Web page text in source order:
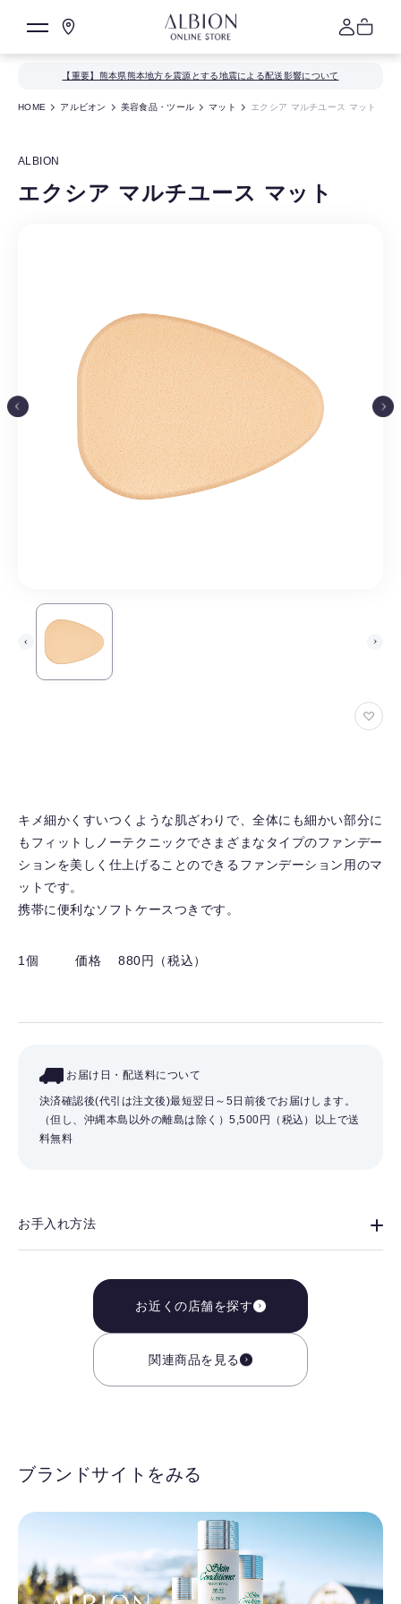
【重要】熊本県熊本地方を震源とする地震による配送影響について
HOME アルビオン 美容食品・ツール マット エクシア マルチユース マット
ALBION
エクシア マルチユース マット
お
を
解
除
キメ細かくすいつくような肌ざわりで、全体にも細かい部分に
もフィットしノーテクニックでさまざまなタイプのファンデー
ションを美しく仕上げることのできるファンデーション用のマ
ットです。
携帯に便利なソフトケースつきです。
1個 価格 880円（税込）
お届け日・配送料について
決済確認後(代引は注文後)最短翌日～5日前後でお届けします。
（但し、沖縄本島以外の離島は除く）5,500円（税込）以上で送
料無料
お手入れ方法
お近くの店舗を探す
関連商品を見る
ブランドサイトをみる